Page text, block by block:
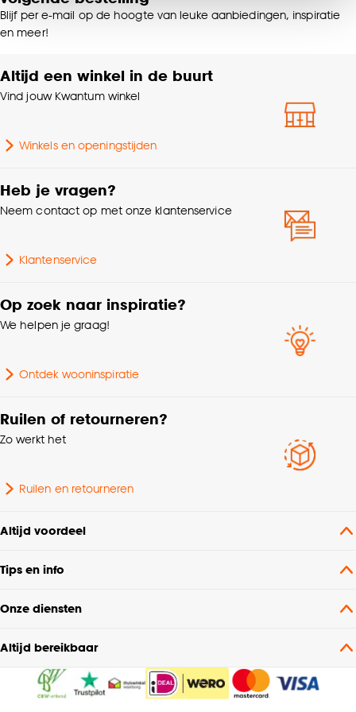
noodzakelijke cookies te accepteren. Je kunt er ook
voor kiezen om bepaalde cookies wel of niet te
klikken.
Goed om te weten is dat je deze keuze altijd nog
cookieverklaring
.
Kleurtint
Samenstelling 100% Polyester
Hoogte 1 CM
Interieurstijl
Geschikt voor ruimte
Blijf per e-mail op de hoogte van leuke aanbiedingen, inspiratie
en meer!
Altijd een winkel in de buurt
Vind jouw Kwantum winkel
Winkels en openingstijden
Heb je vragen?
Neem contact op met onze klantenservice
Klantenservice
Op zoek naar inspiratie?
We helpen je graag!
Ontdek wooninspiratie
Ruilen of retourneren?
Zo werkt het
Ruilen en retourneren
Altijd voordeel
Tips en info
Onze diensten
Altijd bereikbaar